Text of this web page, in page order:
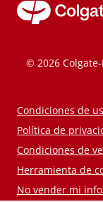
© 2026
Condiciones de
Política de
Condiciones de
Herramienta de
No vender mi